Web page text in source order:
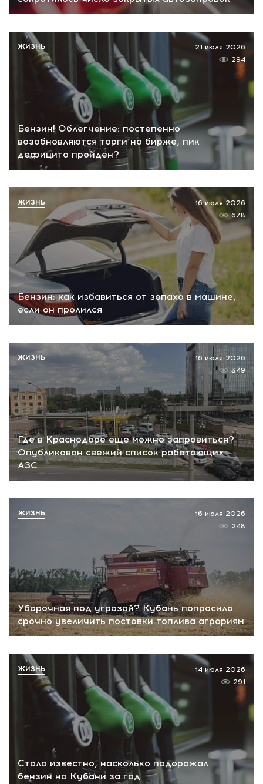
Бензин! Облегчение: постепенно
возобновляются торги на бирже, пик
дефицита пройден?
21 июля 2026
294
ЖИЗНЬ
Бензин: как избавиться от запаха в машине,
если он пролился
16 июля 2026
678
ЖИЗНЬ
Где в Краснодаре еще можно заправиться?
Опубликован свежий список работающих
АЗС
16 июля 2026
349
ЖИЗНЬ
Уборочная под угрозой? Кубань попросила
срочно увеличить поставки топлива аграриям
16 июля 2026
248
ЖИЗНЬ
Стало известно, насколько подорожал
бензин на Кубани за год
14 июля 2026
291
ЖИЗНЬ